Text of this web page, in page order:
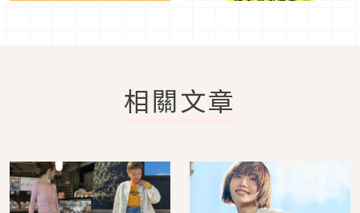
相關文章